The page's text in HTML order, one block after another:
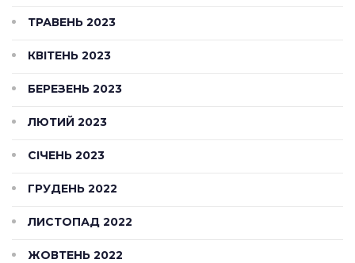
ТРАВЕНЬ 2023
КВІТЕНЬ 2023
БЕРЕЗЕНЬ 2023
ЛЮТИЙ 2023
СІЧЕНЬ 2023
ГРУДЕНЬ 2022
ЛИСТОПАД 2022
ЖОВТЕНЬ 2022